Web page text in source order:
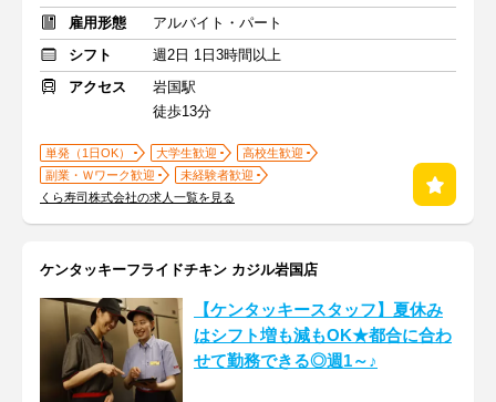
雇用形態
アルバイト・パート
シフト
週2日 1日3時間以上
アクセス
岩国駅
徒歩13分
単発（1日OK） 大学生歓迎
高校生歓迎
副業・Ｗワーク歓迎
未経験者歓迎
くら寿司株式会社の求人一覧を見る
ケンタッキーフライドチキン カジル岩国店
【ケンタッキースタッフ】夏休み
はシフト増も減もOK★都合に合わ
せて勤務できる◎週1～♪